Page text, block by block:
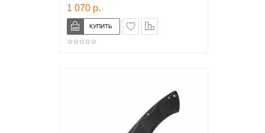
1 070 р.
в закладки